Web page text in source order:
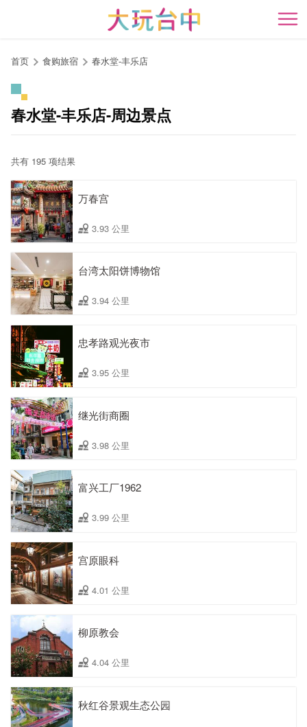
开
首页 食购旅宿 春水堂-丰乐店
春水堂-丰乐店-周边景点
共有 195 项结果
万春宫
3.93 公里
台湾太阳饼博物馆
3.94 公里
忠孝路观光夜市
3.95 公里
继光街商圈
3.98 公里
富兴工厂1962
3.99 公里
宫原眼科
4.01 公里
柳原教会
4.04 公里
秋红谷景观生态公园